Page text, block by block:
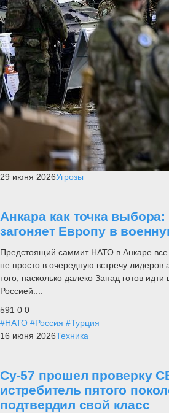
29 июня 2026Угрозы
Анкара как точка
загоняет Европу в
Предстоящий саммит НАТО в Анкаре
не просто в очередную встречу лидеров
того, насколько далеко Запад готов идти
Россией....
591 0 0
#НАТО #Россия #Турция
16 июня 2026Техника
Су-57 прошел проверку
истребитель пятого
подтвердил свой класс